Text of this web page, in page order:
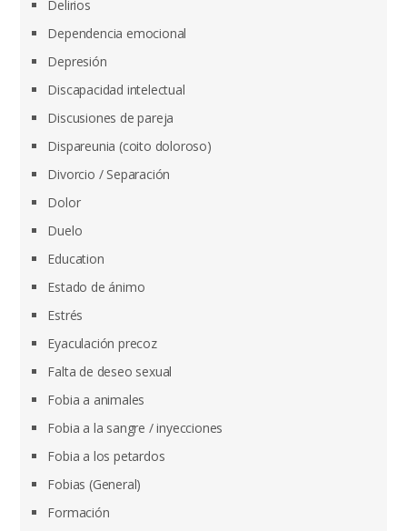
Delirios
Dependencia emocional
Depresión
Discapacidad intelectual
Discusiones de pareja
Dispareunia (coito doloroso)
Divorcio / Separación
Dolor
Duelo
Education
Estado de ánimo
Estrés
Eyaculación precoz
Falta de deseo sexual
Fobia a animales
Fobia a la sangre / inyecciones
Fobia a los petardos
Fobias (General)
Formación